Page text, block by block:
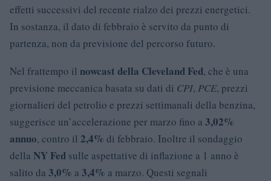
effetti successivi del recente rialzo dei prezzi energetici.
In sostanza, il dato di febbraio è servito da punto di
partenza, non da previsione del percorso futuro.
Nel frattempo il nowcast della Cleveland Fed, che è una
previsione meccanica basata su dati di CPI, PCE, prezzi
giornalieri del petrolio e prezzi settimanali della benzina,
suggerisce un’accelerazione per marzo fino a 3,02%
annuo, contro il 2,4% di febbraio. Inoltre il sondaggio
della NY Fed sulle aspettative di inflazione a 1 anno è
salito da 3,0% a 3,4% a marzo. Questi segnali